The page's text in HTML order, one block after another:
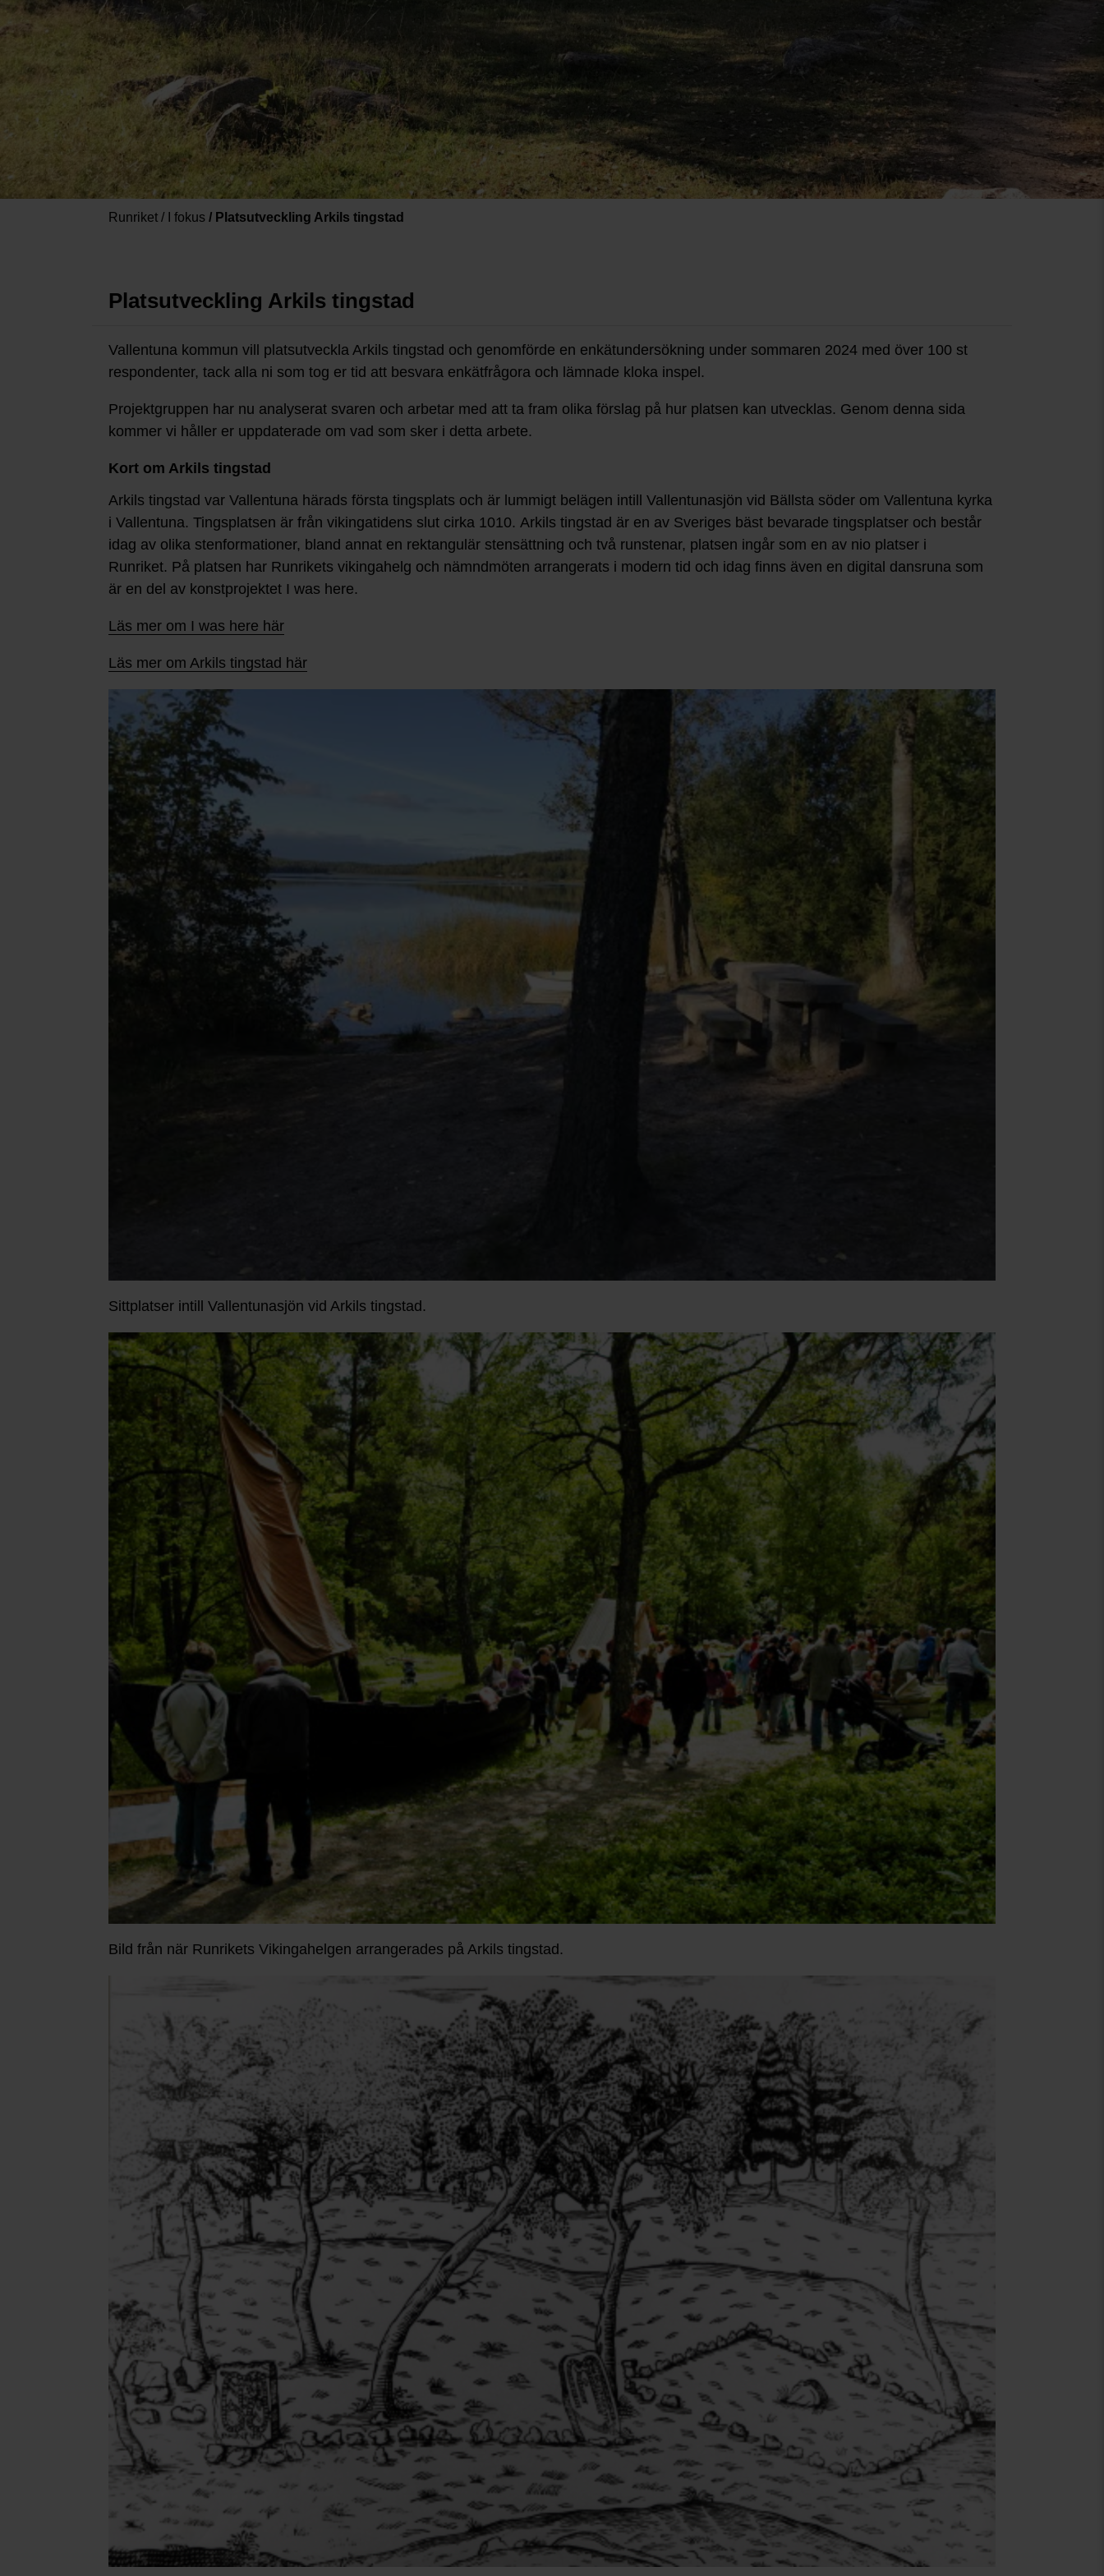
Runriket / I fokus / Platsutveckling Arkils tingstad
Platsutveckling Arkils tingstad
Vallentuna kommun vill platsutveckla Arkils tingstad och genomförde en enkätundersökning under sommaren 2024 med över 100 st
respondenter, tack alla ni som tog er tid att besvara enkätfrågora och lämnade kloka inspel.
Projektgruppen har nu analyserat svaren och arbetar med att ta fram olika förslag på hur platsen kan utvecklas. Genom denna sida
kommer vi håller er uppdaterade om vad som sker i detta arbete.
Kort om Arkils tingstad
Arkils tingstad var Vallentuna härads första tingsplats och är lummigt belägen intill Vallentunasjön vid Bällsta söder om Vallentuna kyrka
i Vallentuna. Tingsplatsen är från vikingatidens slut cirka 1010. Arkils tingstad är en av Sveriges bäst bevarade tingsplatser och består
idag av olika stenformationer, bland annat en rektangulär stensättning och två runstenar, platsen ingår som en av nio platser i
Runriket. På platsen har Runrikets vikingahelg och nämndmöten arrangerats i modern tid och idag finns även en digital dansruna som
är en del av konstprojektet I was here.
Läs mer om I was here här
Läs mer om Arkils tingstad här
Sittplatser intill Vallentunasjön vid Arkils tingstad.
Bild från när Runrikets Vikingahelgen arrangerades på Arkils tingstad.